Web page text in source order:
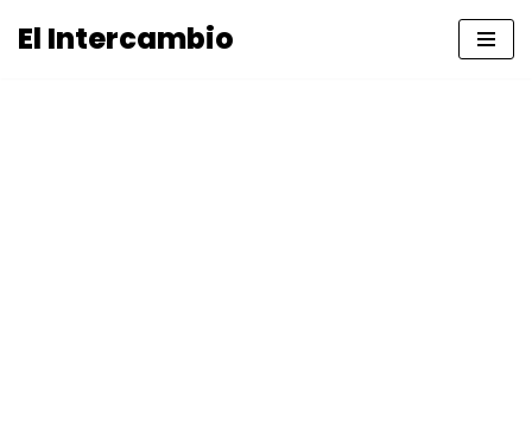
El Intercambio